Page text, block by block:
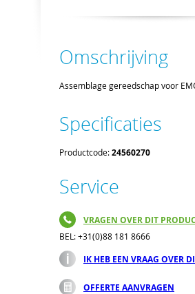
Omschrijving
Assemblage gereedschap voor
Specificaties
Productcode:24560270
Service
VRAGEN OVER DIT
BEL: +31(0)88 181 8666
IK HEB EEN VRAAG OVER
OFFERTE AANVRAGEN